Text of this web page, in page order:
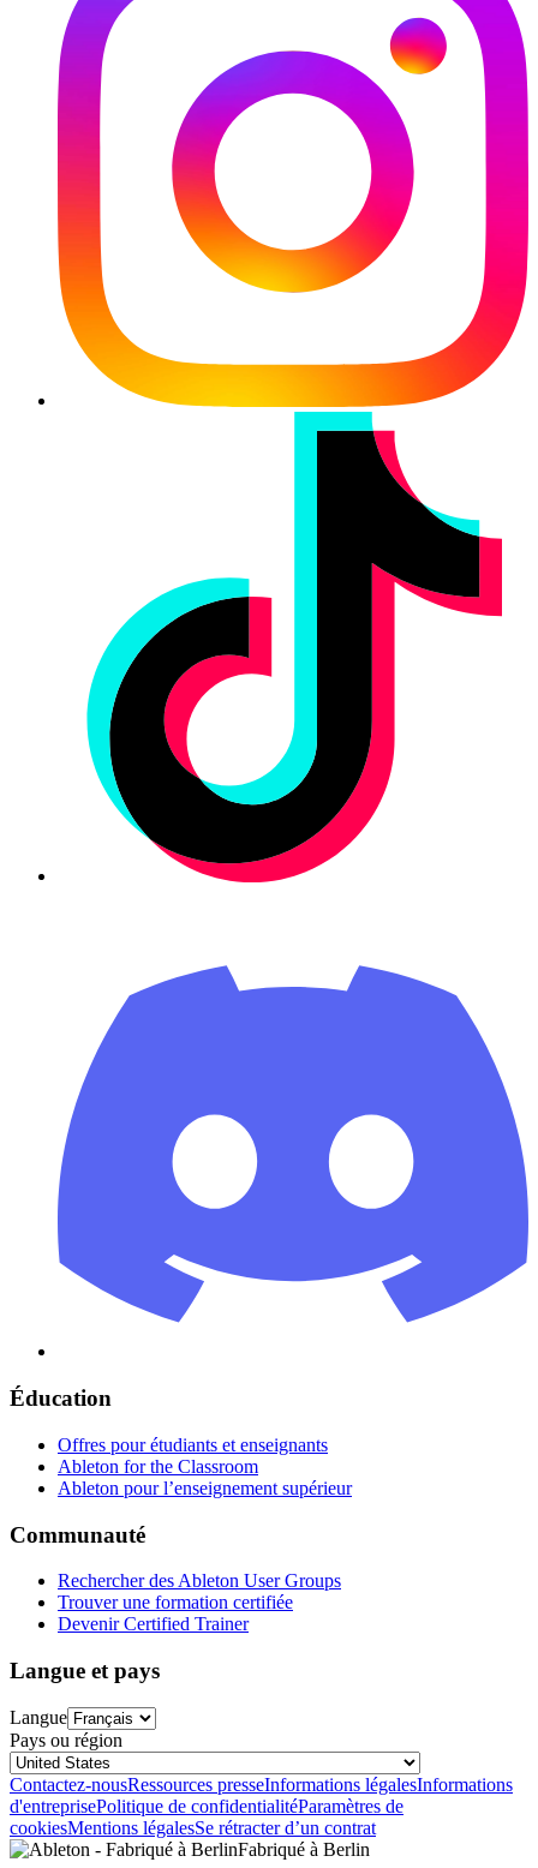
Éducation
Offres pour étudiants et enseignants
Ableton for the Classroom
Ableton pour l’enseignement supérieur
Communauté
Rechercher des Ableton User Groups
Trouver une formation certifiée
Devenir Certified Trainer
Langue et pays
Langue
Pays ou région
Contactez-nousRessources presseInformations légalesInformations
d'entreprisePolitique de confidentialitéParamètres de
cookiesMentions légalesSe rétracter d’un contrat
Fabriqué à Berlin